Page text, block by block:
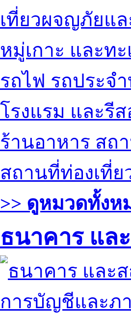
เที่ยวผจญภัยแ
หมู่เกาะ และทะ
รถไฟ รถประจ
โรงแรม และรี
ร้านอาหาร สถ
สถานที่ท่องเที่ย
>> ดูหมวดทั้งห
ธนาคาร แล
การบัญชีและภ